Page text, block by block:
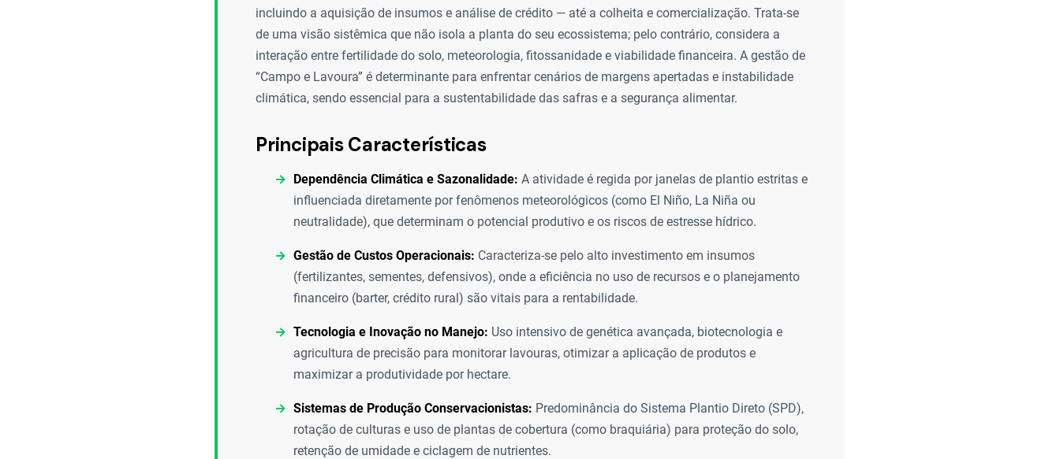
incluindo a aquisição de insumos e análise de crédito — até a colheita e comercialização. Trata-se
de uma visão sistêmica que não isola a planta do seu ecossistema; pelo contrário, considera a
interação entre fertilidade do solo, meteorologia, fitossanidade e viabilidade financeira. A gestão de
“Campo e Lavoura” é determinante para enfrentar cenários de margens apertadas e instabilidade
climática, sendo essencial para a sustentabilidade das safras e a segurança alimentar.
Principais Características
Dependência Climática e Sazonalidade: A atividade é regida por janelas de plantio estritas e
influenciada diretamente por fenômenos meteorológicos (como El Niño, La Niña ou
neutralidade), que determinam o potencial produtivo e os riscos de estresse hídrico.
Gestão de Custos Operacionais: Caracteriza-se pelo alto investimento em insumos
(fertilizantes, sementes, defensivos), onde a eficiência no uso de recursos e o planejamento
financeiro (barter, crédito rural) são vitais para a rentabilidade.
Tecnologia e Inovação no Manejo: Uso intensivo de genética avançada, biotecnologia e
agricultura de precisão para monitorar lavouras, otimizar a aplicação de produtos e
maximizar a produtividade por hectare.
Sistemas de Produção Conservacionistas: Predominância do Sistema Plantio Direto (SPD),
rotação de culturas e uso de plantas de cobertura (como braquiária) para proteção do solo,
retenção de umidade e ciclagem de nutrientes.